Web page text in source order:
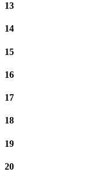
13
14
15
16
17
18
19
20